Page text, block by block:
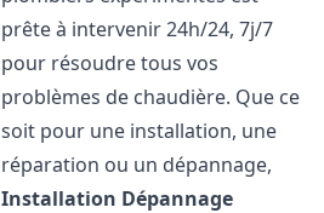
prête à intervenir 24h/24, 7j/7
pour résoudre tous vos
problèmes de chaudière. Que ce
soit pour une installation, une
réparation ou un dépannage,
Installation Dépannage